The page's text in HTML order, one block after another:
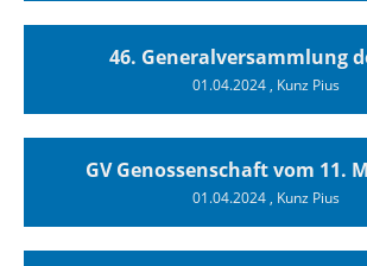
46. Generalversammlung
01.04.2024, Kunz Pius
GV Genossenschaft vom 11.
01.04.2024, Kunz Pius